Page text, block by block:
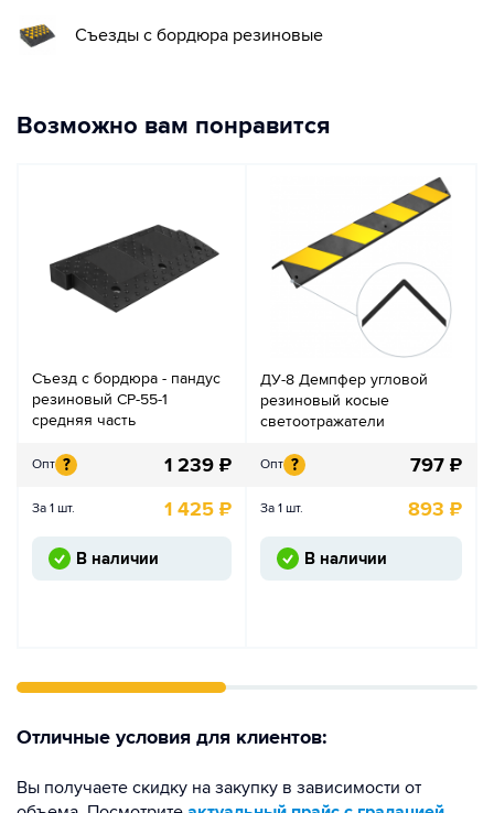
Съезды с бордюра резиновые
Возможно вам понравится
Съезд с бордюра - пандус
резиновый СР-55-1
средняя часть
Опт ? 1 239 ₽
За 1 шт. 1 425 ₽
В наличии
ДУ-8 Демпфер угловой
резиновый косые
светоотражатели
Опт ? 797 ₽
За 1 шт. 893 ₽
В наличии
Отличные условия для клиентов:
Вы получаете скидку на закупку в зависимости от